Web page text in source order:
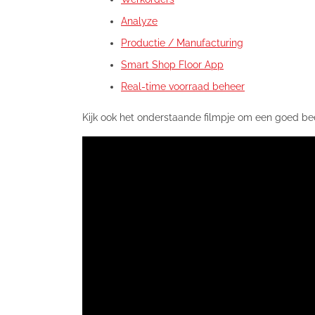
Analyze
Productie / Manufacturing
Smart Shop Floor App
Real-time voorraad beheer
Kijk ook het onderstaande filmpje om een goed